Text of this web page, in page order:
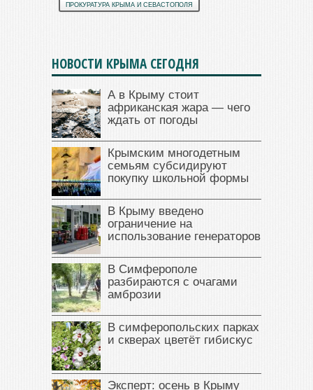
ПРОКУРАТУРА КРЫМА И СЕВАСТОПОЛЯ
НОВОСТИ КРЫМА СЕГОДНЯ
А в Крыму стоит
африканская жара — чего
ждать от погоды
Крымским многодетным
семьям субсидируют
покупку школьной формы
В Крыму введено
ограничение на
использование генераторов
В Симферополе
разбираются с очагами
амброзии
В симферопольских парках
и скверах цветёт гибискус
Эксперт: осень в Крыму